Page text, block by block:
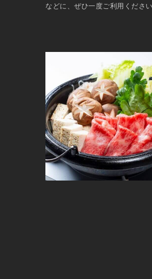
などに、ぜひ一度ご利用ください